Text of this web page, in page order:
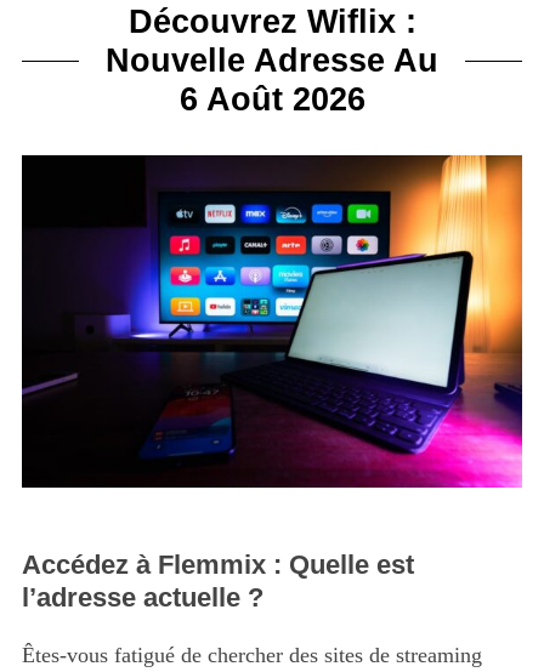
Découvrez Wiflix :
Nouvelle Adresse Au
6 Août 2026
Accédez à Flemmix : Quelle est
l’adresse actuelle ?
Êtes-vous fatigué de chercher des sites de streaming